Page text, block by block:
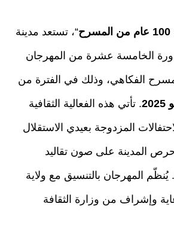
“، تستعد مدينة
الخامسة عشرة من المهرجان
الفكاهي، وذلك في الفترة من
. تأتي هذه الفعالية الثقافية
المزدوجة بعيدي الاستقلال
المدينة على صون تقاليد
يُنظّم المهرجان بالتنسيق مع ولاية
وإشراف من وزارة الثقافة